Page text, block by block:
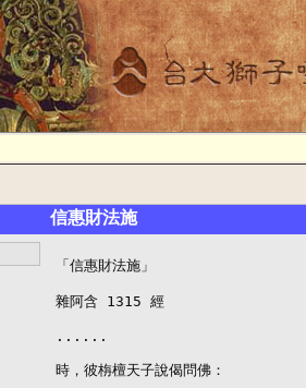
信惠財法施
「信惠財法施」
雜阿含 1315 經
......
時，彼栴檀天子說偈問佛：